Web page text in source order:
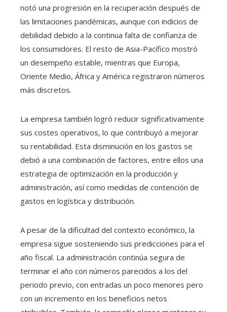
notó una progresión en la recuperación después de
las limitaciones pandémicas, aunque con indicios de
debilidad debido a la continua falta de confianza de
los consumidores. El resto de Asia-Pacífico mostró
un desempeño estable, mientras que Europa,
Oriente Medio, África y América registraron números
más discretos.
La empresa también logró reducir significativamente
sus costes operativos, lo que contribuyó a mejorar
su rentabilidad. Esta disminución en los gastos se
debió a una combinación de factores, entre ellos una
estrategia de optimización en la producción y
administración, así como medidas de contención de
gastos en logística y distribución.
A pesar de la dificultad del contexto económico, la
empresa sigue sosteniendo sus predicciones para el
año fiscal. La administración continúa segura de
terminar el año con números parecidos a los del
periodo previo, con entradas un poco menores pero
con un incremento en los beneficios netos